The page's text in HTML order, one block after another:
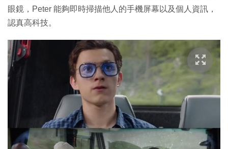
眼鏡，Peter 能夠即時掃描他人的手機屏幕以及個人資訊，
認真高科技。